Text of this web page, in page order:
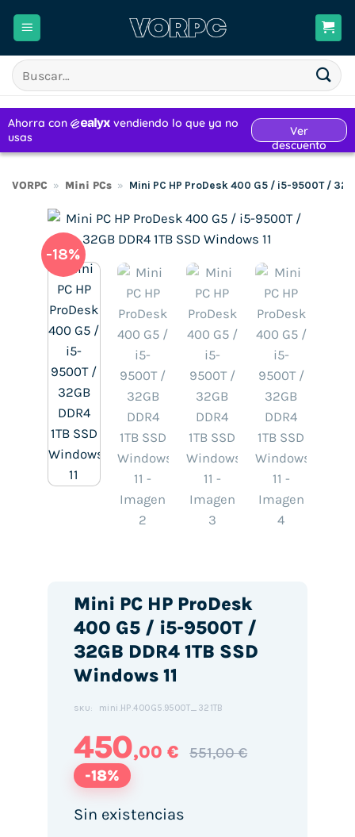
Buscar
por:
VORPC » Mini PCs » Mini PC HP ProDesk 400 G5 / i5-9500T /
-18%
Mini PC HP ProDesk
400 G5 / i5-9500T /
32GB DDR4 1TB SSD
Windows 11
SKU: mini.HP.400G5.9500T_321TB
450,00 € 551,00 €
-18%
Sin existencias